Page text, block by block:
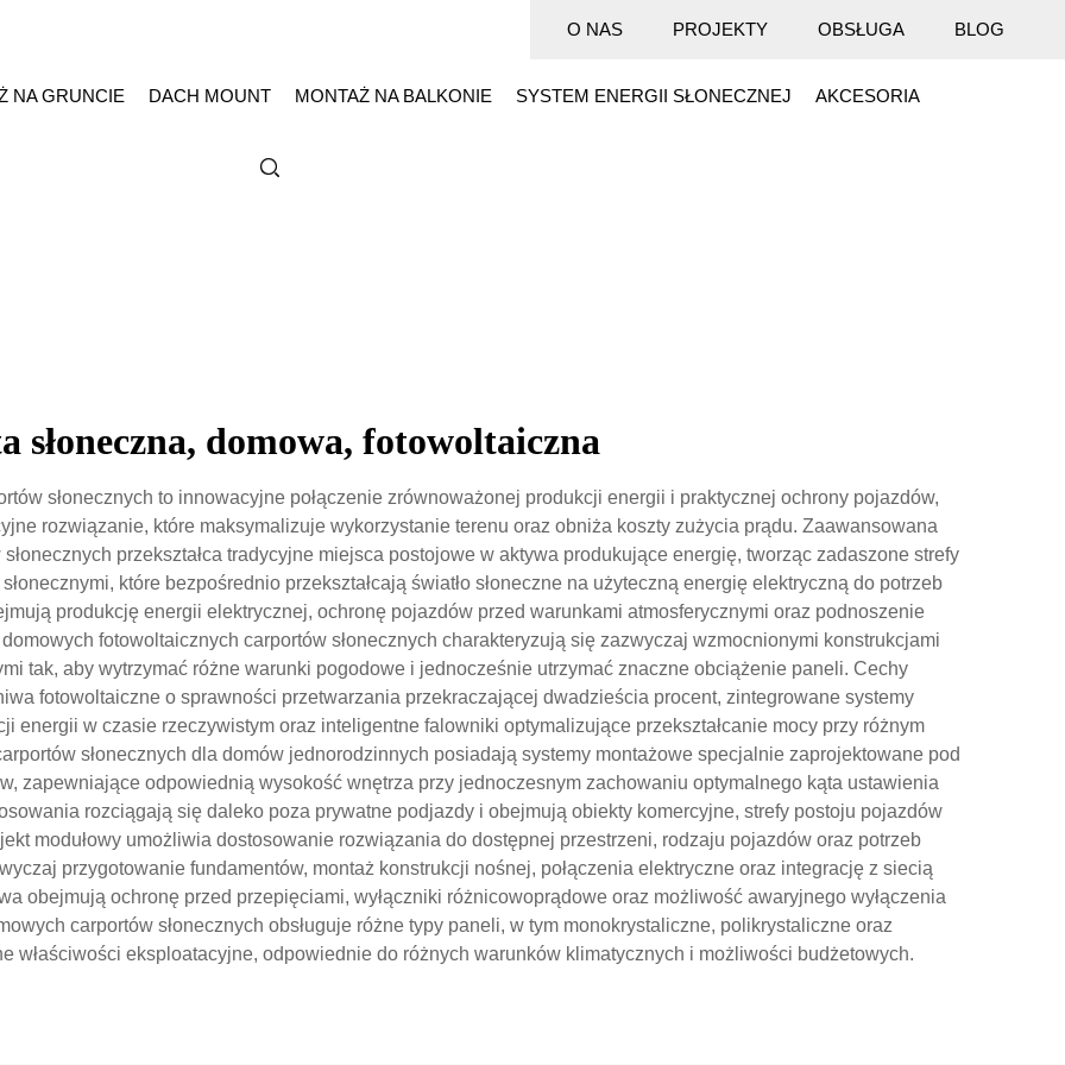
O NAS PROJEKTY OBSŁUGA BLOG
NA GRUNCIE DACH MOUNT MONTAŻ NA BALKONIE SYSTEM ENERGII SŁONECZNEJ AKCESORIA
słoneczna, domowa, fotowoltaiczna
słonecznych to innowacyjne połączenie zrównoważonej produkcji energii i praktycznej ochrony pojazdów,
rozwiązanie, które maksymalizuje wykorzystanie terenu oraz obniża koszty zużycia prądu. Zaawansowana
przekształca tradycyjne miejsca postojowe w aktywa produkujące energię, tworząc zadaszone strefy
które bezpośrednio przekształcają światło słoneczne na użyteczną energię elektryczną do potrzeb
produkcję energii elektrycznej, ochronę pojazdów przed warunkami atmosferycznymi oraz podnoszenie
fotowoltaicznych carportów słonecznych charakteryzują się zazwyczaj wzmocnionymi konstrukcjami
tak, aby wytrzymać różne warunki pogodowe i jednocześnie utrzymać znaczne obciążenie paneli. Cechy
fotowoltaiczne o sprawności przetwarzania przekraczającej dwadzieścia procent, zintegrowane systemy
energii w czasie rzeczywistym oraz inteligentne falowniki optymalizujące przekształcanie mocy przy różnym
słonecznych dla domów jednorodzinnych posiadają systemy montażowe specjalnie zaprojektowane pod
zapewniające odpowiednią wysokość wnętrza przy jednoczesnym zachowaniu optymalnego kąta ustawienia
rozciągają się daleko poza prywatne podjazdy i obejmują obiekty komercyjne, strefy postoju pojazdów
modułowy umożliwia dostosowanie rozwiązania do dostępnej przestrzeni, rodzaju pojazdów oraz potrzeb
przygotowanie fundamentów, montaż konstrukcji nośnej, połączenia elektryczne oraz integrację z siecią
obejmują ochronę przed przepięciami, wyłączniki różnicowoprądowe oraz możliwość awaryjnego wyłączenia
carportów słonecznych obsługuje różne typy paneli, w tym monokrystaliczne, polikrystaliczne oraz
właściwości eksploatacyjne, odpowiednie do różnych warunków klimatycznych i możliwości budżetowych.